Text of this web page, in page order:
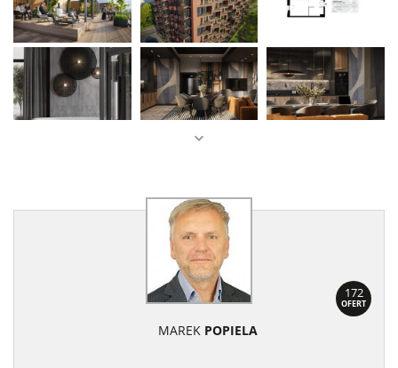
172
OFERT
MAREK POPIELA